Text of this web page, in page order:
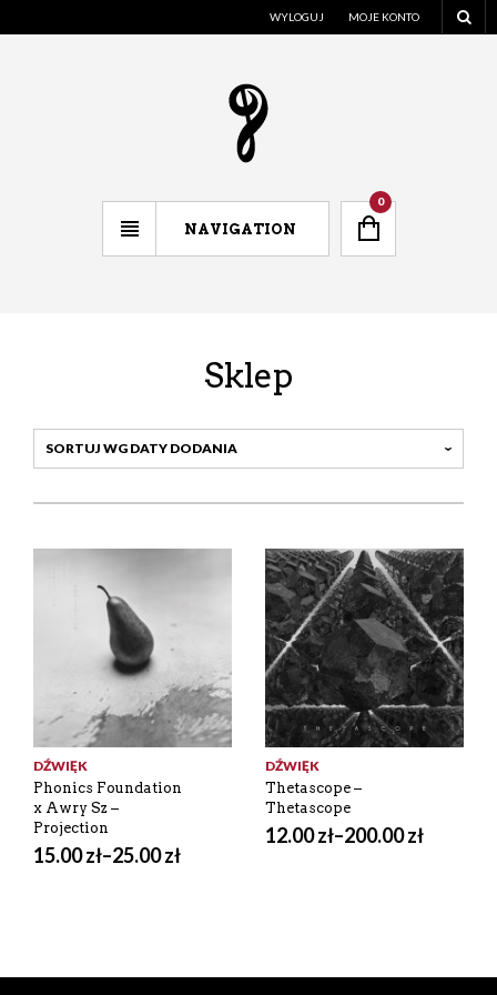
WYLOGUJ MOJE KONTO
NAVIGATION
0
Sklep
DŹWIĘK
Phonics Foundation
x Awry Sz –
Projection
15.00zł–25.00zł
DŹWIĘK
Thetascope –
Thetascope
12.00zł–200.00zł